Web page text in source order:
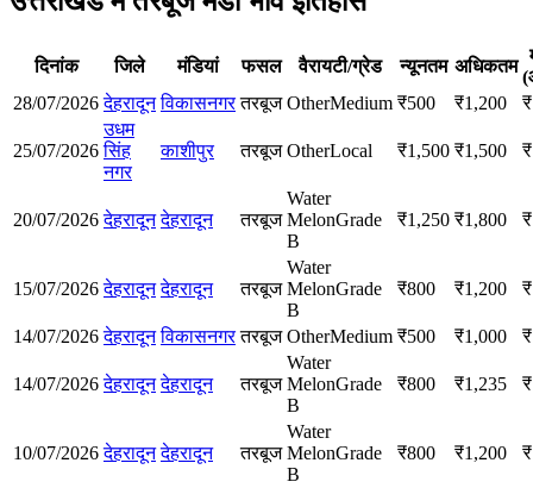
दिनांक जिले मंडियां फसल वैरायटी/ग्रेड न्यूनतम अधिकतम
28/07/2026 देहरादून विकासनगर तरबूज OtherMedium ₹500 ₹1,200 ₹
25/07/2026
उधम
सिंह
नगर
काशीपुर तरबूज OtherLocal ₹1,500 ₹1,500 ₹
20/07/2026 देहरादून देहरादून तरबूज
Water
MelonGrade
B
₹1,250 ₹1,800 ₹
15/07/2026 देहरादून देहरादून तरबूज
Water
MelonGrade
B
₹800 ₹1,200 ₹
14/07/2026 देहरादून विकासनगर तरबूज OtherMedium ₹500 ₹1,000 ₹
14/07/2026 देहरादून देहरादून तरबूज
Water
MelonGrade
B
₹800 ₹1,235 ₹
10/07/2026 देहरादून देहरादून तरबूज
Water
MelonGrade
B
₹800 ₹1,200 ₹